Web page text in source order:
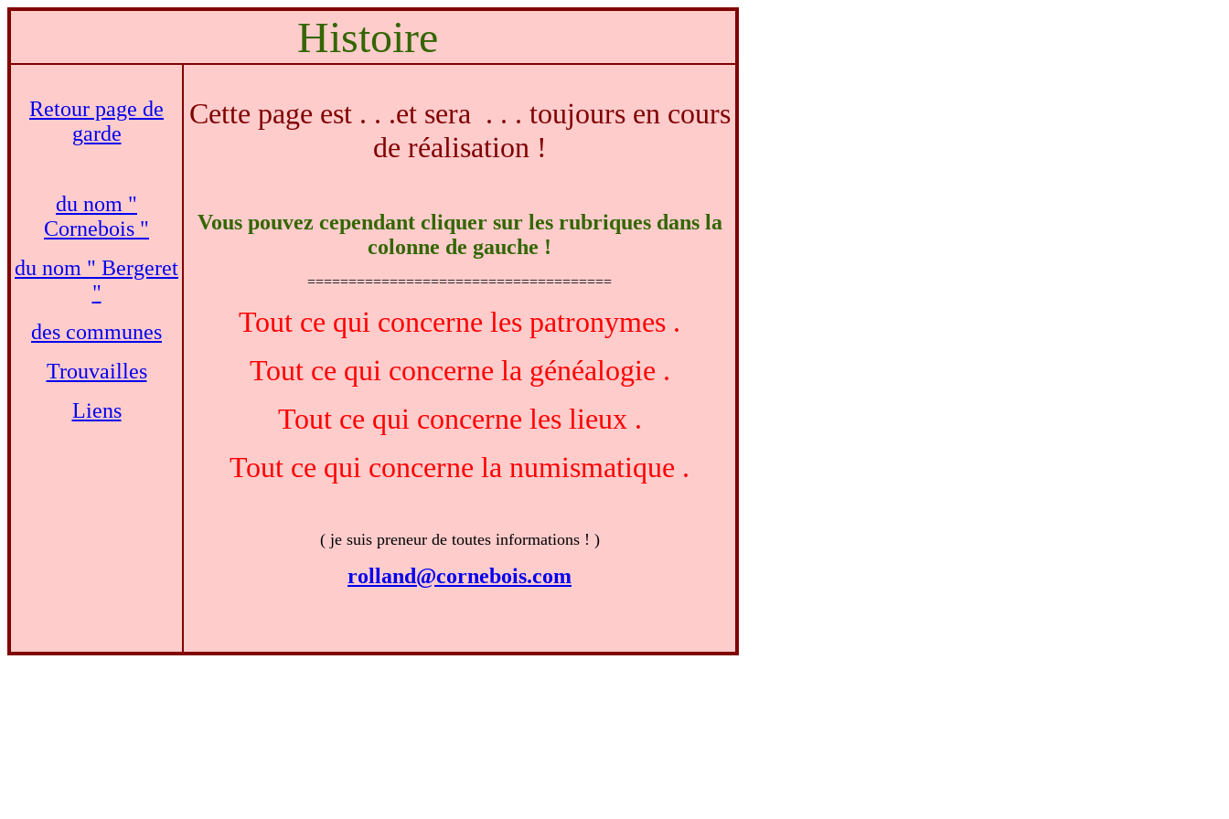
Histoire
Retour page de
garde
du nom "
Cornebois "
du nom " Bergeret
"
des communes
Trouvailles
Liens
Cette page est . . .et sera . . . toujours en cours
de réalisation !
Vous pouvez cependant cliquer sur les rubriques dans la
colonne de gauche !
=====================================
Tout ce qui concerne les patronymes .
Tout ce qui concerne la généalogie .
Tout ce qui concerne les lieux .
Tout ce qui concerne la numismatique .
( je suis preneur de toutes informations ! )
rolland@cornebois.com